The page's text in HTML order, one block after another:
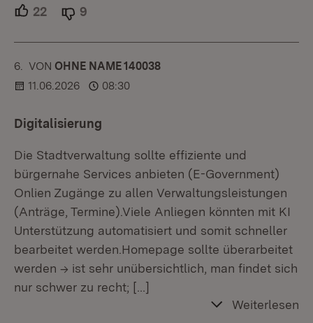
22 Unterstützer.
9
6. KOMMENTAR
VON :OHNE NAME 140038
11.06.2026
08:30
Digitalisierung
Die Stadtverwaltung sollte effiziente und
bürgernahe Services anbieten (E-Government)
Onlien Zugänge zu allen Verwaltungsleistungen
(Anträge, Termine).Viele Anliegen könnten mit KI
Unterstützung automatisiert und somit schneller
bearbeitet werden.Homepage sollte überarbeitet
werden -> ist sehr unübersichtlich, man findet sich
nur schwer zu recht; […]
Weiterlesen